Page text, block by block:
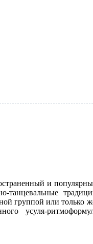
и
танцевальные
группой или
усуля-